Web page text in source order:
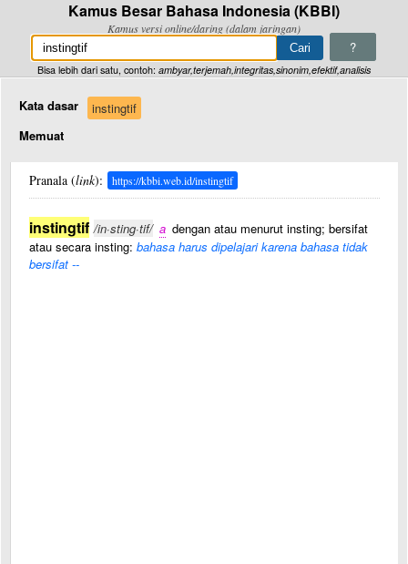
Kamus Besar Bahasa Indonesia (KBBI)
Kamus versi online/daring (dalam jaringan)
?
Bisa lebih dari satu, contoh: ambyar,terjemah,integritas,sinonim,efektif,analisis
Kata dasar
instingtif
Memuat
Pranala (link): https://kbbi.web.id/instingtif
instingtif /in·sting·tif/ a dengan atau menurut insting; bersifat
atau secara insting: bahasa harus dipelajari karena bahasa tidak
bersifat --